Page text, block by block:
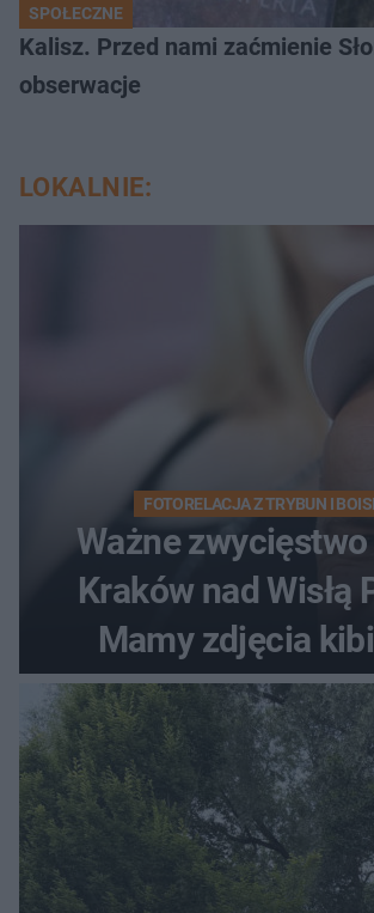
SPOŁECZNE
Kalisz. Przed nami zaćmienie
obserwacje
LOKALNIE:
FOTORELACJA Z TRYBUN I
Ważne zwycięstwo
Kraków nad Wisłą
Mamy zdjęcia